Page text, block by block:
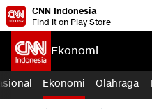
CNN Indonesia
Find it on Play Store
Ekonomi
Ekonomi Olahraga